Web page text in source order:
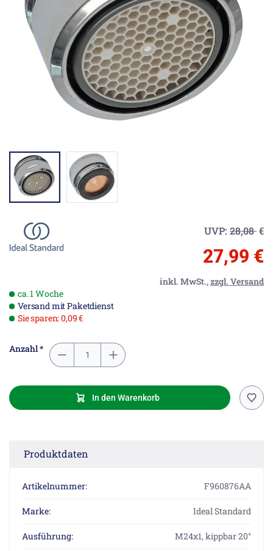
UVP: 28,08€
27,99 €
inkl. MwSt.,zzgl. Versand
ca. 1 Woche
Versand mit Paketdienst
Sie sparen: 0,09 €
Anzahl *
In den Warenkorb
Produktdaten
Artikelnummer: F960876AA
Marke: Ideal Standard
Ausführung: M24x1, kippbar 20°